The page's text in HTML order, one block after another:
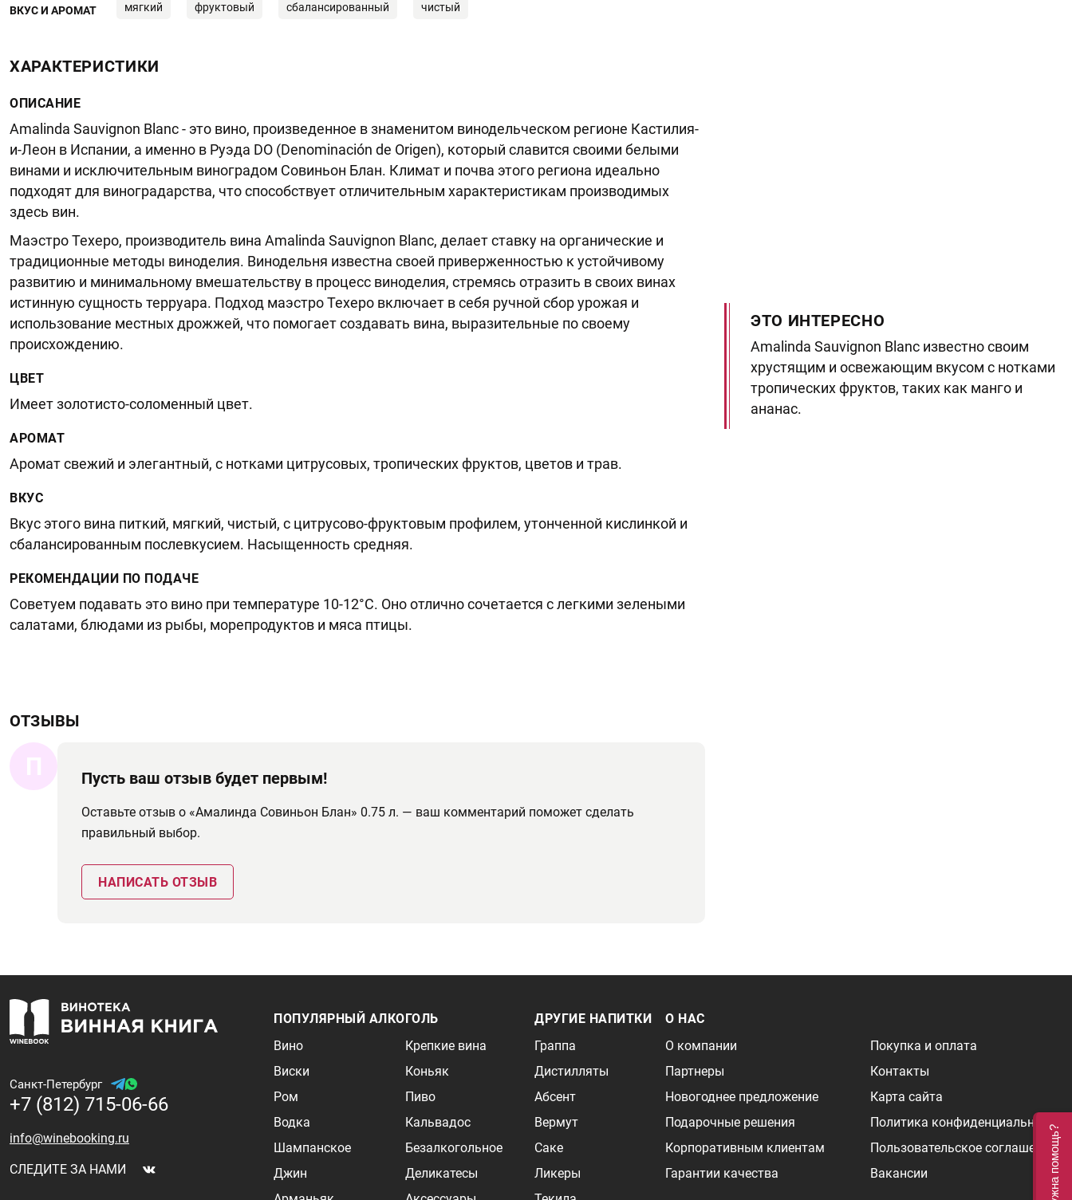
ВКУС И АРОМАТ мягкий фруктовый сбалансированный чистый
ХАРАКТЕРИСТИКИ
ОПИСАНИЕ
Amalinda Sauvignon Blanc - это вино, произведенное в знаменитом винодельческом регионе Кастилия-
и-Леон в Испании, а именно в Руэда DO (Denominación de Origen), который славится своими белыми
винами и исключительным виноградом Совиньон Блан. Климат и почва этого региона идеально
подходят для виноградарства, что способствует отличительным характеристикам производимых
здесь вин.
Маэстро Техеро, производитель вина Amalinda Sauvignon Blanc, делает ставку на органические и
традиционные методы виноделия. Винодельня известна своей приверженностью к устойчивому
развитию и минимальному вмешательству в процесс виноделия, стремясь отразить в своих винах
истинную сущность терруара. Подход маэстро Техеро включает в себя ручной сбор урожая и
использование местных дрожжей, что помогает создавать вина, выразительные по своему
происхождению.
ЦВЕТ
Имеет золотисто-соломенный цвет.
АРОМАТ
Аромат свежий и элегантный, с нотками цитрусовых, тропических фруктов, цветов и трав.
ВКУС
Вкус этого вина питкий, мягкий, чистый, с цитрусово-фруктовым профилем, утонченной кислинкой и
сбалансированным послевкусием. Насыщенность средняя.
РЕКОМЕНДАЦИИ ПО ПОДАЧЕ
Советуем подавать это вино при температуре 10-12°C. Оно отлично сочетается с легкими зелеными
салатами, блюдами из рыбы, морепродуктов и мяса птицы.
ЭТО ИНТЕРЕСНО
Amalinda Sauvignon Blanc известно своим
хрустящим и освежающим вкусом с нотками
тропических фруктов, таких как манго и
ананас.
ОТЗЫВЫ
П Пусть ваш отзыв будет первым!
Оставьте отзыв о «Амалинда Совиньон Блан» 0.75 л. — ваш комментарий поможет сделать
правильный выбор.
НАПИСАТЬ ОТЗЫВ
Санкт-Петербург
+7 (812) 715-06-66
info@winebooking.ru
СЛЕДИТЕ ЗА НАМИ
ПОПУЛЯРНЫЙ АЛКОГОЛЬ
Вино
Виски
Ром
Водка
Шампанское
Джин
Крепкие вина
Коньяк
Пиво
Кальвадос
Безалкогольное
Деликатесы
ДРУГИЕ НАПИТКИ
Граппа
Дистилляты
Абсент
Вермут
Саке
Ликеры
О НАС
О компании
Партнеры
Новогоднее предложение
Подарочные решения
Корпоративным клиентам
Гарантии качества
Покупка и оплата
Контакты
Карта сайта
Политика конфиденциальности
Пользовательское соглашение
Вакансии
Нужна помощь?